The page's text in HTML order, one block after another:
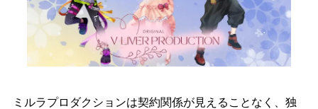
ミルラプロダクションは契約関係が見えることなく、独